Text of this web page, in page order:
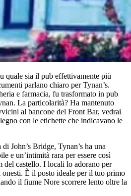
quale sia il pub effettivamente più
parlano chiaro per Tynan’s.
e farmacia, fu trasformato in pub
La particolarità? Ha mantenuto
al bancone del Front Bar, vedrai
con le etichette che indicavano le
John’s Bridge, Tynan’s ha una
e un’intimità rara per essere così
del castello. I locali lo adorano per
onesti. È il posto ideale per il tuo primo
il fiume Nore scorrere lento oltre la